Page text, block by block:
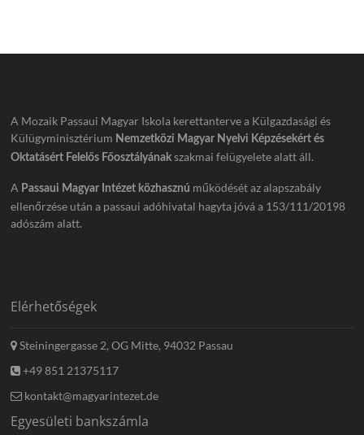
A Mozaik Passaui Magyar Iskola kerettanterve a Külgazdasági és
Külügyminisztérium Nemzetközi Magyar Nyelvi Képzésekért és
Oktatásért Felelős Főosztályának szakmai felügyelete alatt áll.
A Passaui Magyar Intézet közhasznú működését az alapszabály
ellenőrzése után a passaui adóhivatal hagyta jóvá a 153/111/20198
adószám alatt.
Elérhetőségek
Steiningergasse 2, OG Mitte, 94032 Passau
+49 851 21375117
kontakt@magyarintezet.de
Egyesületi bankszámla